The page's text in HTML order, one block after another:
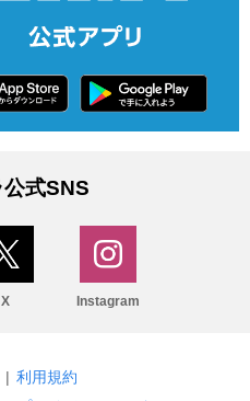
式SNS
X Instagram
| 利用規約